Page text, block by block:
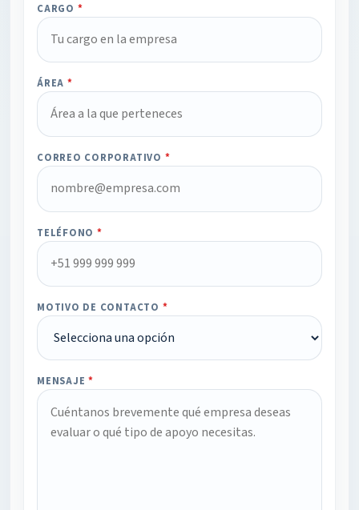
CARGO *
ÁREA *
CORREO CORPORATIVO *
TELÉFONO *
MOTIVO DE CONTACTO *
MENSAJE *